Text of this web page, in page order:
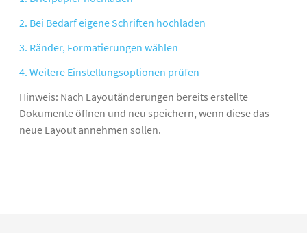
2. Bei Bedarf eigene Schriften hochladen
3. Ränder, Formatierungen wählen
4. Weitere Einstellungsoptionen prüfen
Hinweis: Nach Layoutänderungen bereits erstellte
Dokumente öffnen und neu speichern, wenn diese das
neue Layout annehmen sollen.